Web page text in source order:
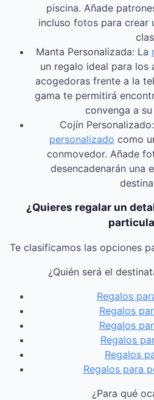
piscina. Añade
incluso fotos para crear
Manta Personalizada: La
un regalo ideal para los
acogedoras frente a la
gama te permitirá
convenga a
Cojín
personalizado como
conmovedor. Añade
desencadenarán una
¿Quieres regalar un
Te clasificamos las opciones
¿Quién será el
Regalos
Regalos
Regalos
Regalos
Regalos
Regalos para
¿Para qué